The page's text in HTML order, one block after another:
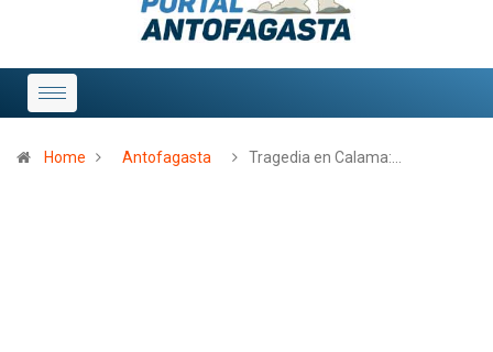
Home Antofagasta Tragedia en Calama:…